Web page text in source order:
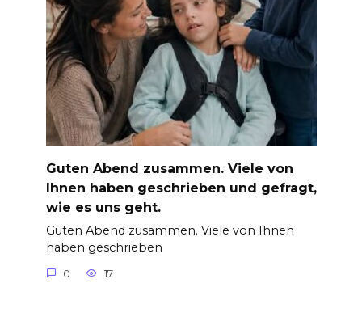
Guten Abend zusammen. Viele von
Ihnen haben geschrieben und gefragt,
wie es uns geht.
Guten Abend zusammen. Viele von Ihnen
haben geschrieben
0 17